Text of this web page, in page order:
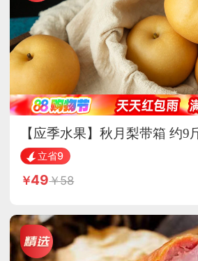
【应季水果】秋月梨带箱 约9
脆甜立省9
49 58